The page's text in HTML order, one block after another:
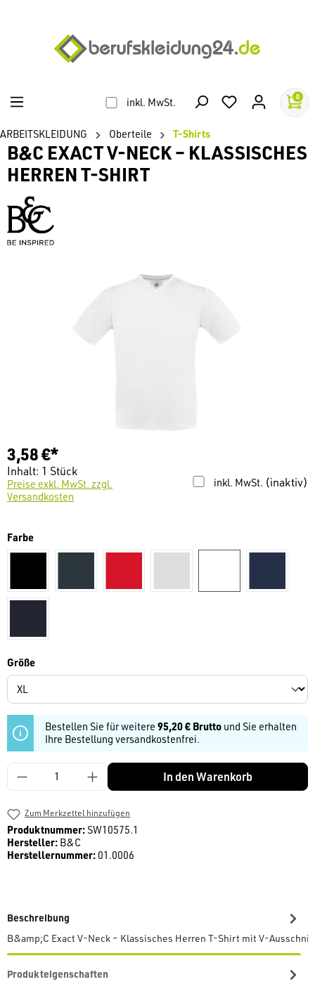
inkl. MwSt. 0
ARBEITSKLEIDUNG Oberteile T-Shirts
B&C EXACT V-NECK – KLASSISCHES
HERREN T-SHIRT
3,58 €*
Inhalt: 1 Stück
inkl. MwSt. (inaktiv)
Preise exkl. MwSt. zzgl.
Versandkosten
Farbeauswählen
Größeauswählen
Bestellen Sie für weitere 95,20 € Brutto und Sie erhalten
Ihre Bestellung versandkostenfrei.
Produkt Anzahl: Gib den gewünschten Wert
In den Warenkorb
Zum Merkzettel hinzufügen
Produktnummer:SW10575.1
Hersteller: B&C
Herstellernummer: 01.0006
Beschreibung
B&amp;C Exact V-Neck – Klassisches Herren T-Shirt mit V-
Produkteigenschaften